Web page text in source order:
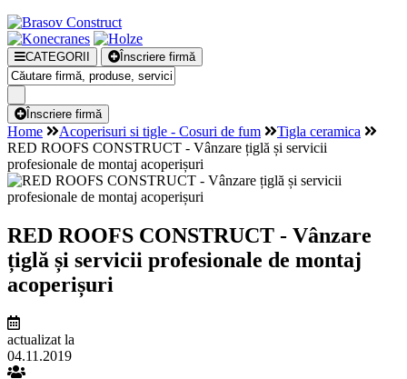
CATEGORII Înscriere firmă
Înscriere firmă
Home Acoperisuri si tigle - Cosuri de fum
Tigla ceramica
RED ROOFS CONSTRUCT - Vânzare țiglă și servicii
profesionale de montaj acoperișuri
RED ROOFS CONSTRUCT - Vânzare
țiglă și servicii profesionale de montaj
acoperișuri
actualizat la
04.11.2019